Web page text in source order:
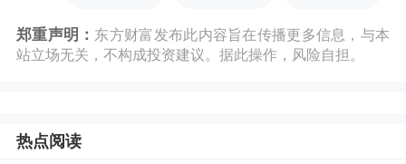
尽管9月量化产品备案占比回落，但其
私募仍为备案主力。对此，有私募人士
郑重声明： 东方财富发布此内容旨在传播更多信息，与本
站立场无关，不构成投资建议。据此操作，风险自担。
热点阅读